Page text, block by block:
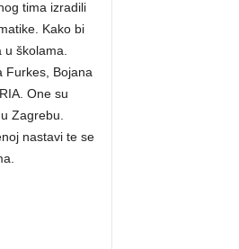
tima izradili
Kako bi
školama.
Furkes, Bojana
One su
Zagrebu.
nastavi te se